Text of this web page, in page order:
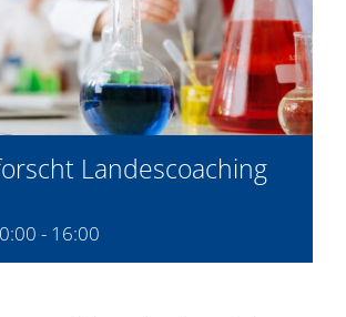
Landescoaching
- 16:00